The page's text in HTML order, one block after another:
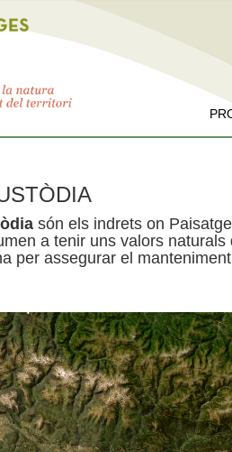
són els indrets on
a tenir uns valors
per assegurar el